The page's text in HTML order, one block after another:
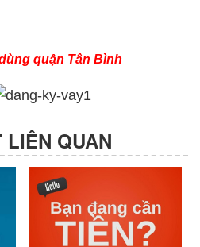
quận Tân Bình
QUAN